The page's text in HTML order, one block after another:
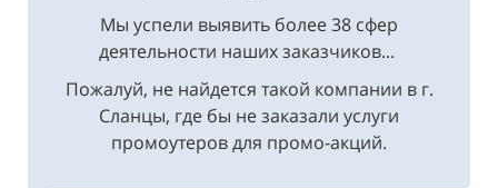
Мы успели выявить более 38 сфер
деятельности наших заказчиков...
Пожалуй, не найдется такой компании в г.
Сланцы, где бы не заказали услуги
промоутеров для промо-акций.